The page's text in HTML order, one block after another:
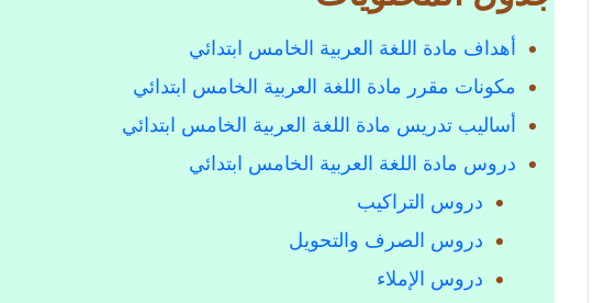
أهداف مادة اللغة العربية الخامس ابتدائي
مكونات مقرر مادة اللغة العربية الخامس ابتدائي
أساليب تدريس مادة اللغة العربية الخامس ابتدائي
دروس مادة اللغة العربية الخامس ابتدائي
دروس التراكيب
دروس الصرف والتحويل
دروس الإملاء